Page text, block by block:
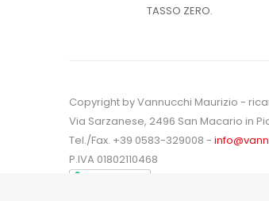
TASSO ZERO.
Copyright by Vannucchi Maurizio -
Via Sarzanese, 2496 San Macario in
Tel./Fax. +39 0583-329008 -
P.IVA 01802110468